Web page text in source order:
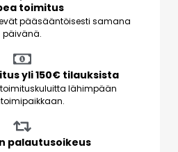
toimitus
pääsääntöisesti samana
päivänä.
yli 150€ tilauksista
toimituskuluitta lähimpään
palautusoikeus